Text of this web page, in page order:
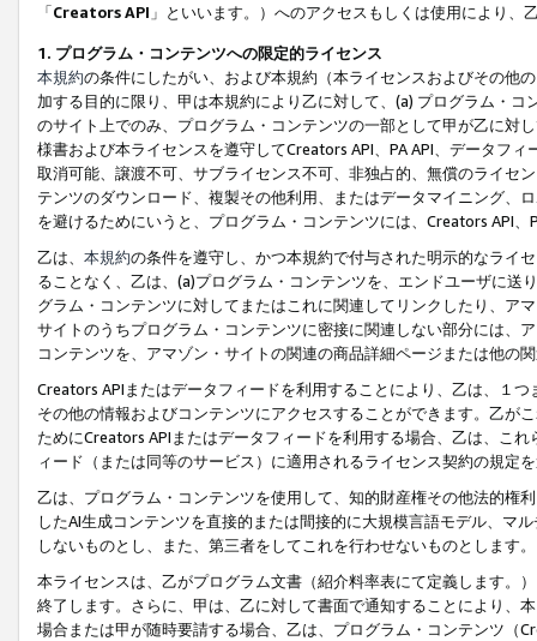
「Creators API 」といいます。）へのアクセスもしくは使用により
1. プログラム・コンテンツへの限定的ライセンス
本規約の条件にしたがい、および本規約（本ライセンスおよびその他
加する目的に限り、甲は本規約により乙に対して、(a) プログラム・
のサイト上でのみ、プログラム・コンテンツの一部として甲が乙に対
様書および本ライセンスを遵守してCreators API、PA API、データフ
取消可能、譲渡不可、サブライセンス不可、非独占的、無償のライセ
テンツのダウンロード、複製その他利用、またはデータマイニング、
を避けるためにいうと、プログラム・コンテンツには、Creators API
乙は、 本規約の条件を遵守し、かつ本規約で付与された明示的なライ
ることなく、乙は、(a)プログラム・コンテンツを、エンドユーザに
グラム・コンテンツに対してまたはこれに関連してリンクしたり、ア
サイトのうちプログラム・コンテンツに密接に関連しない部分には、
コンテンツを、アマゾン・サイトの関連の商品詳細ページまたは他の
Creators APIまたはデータフィードを利用することにより、乙は、１
その他の情報およびコンテンツにアクセスすることができます。乙が
ためにCreators APIまたはデータフィードを利用する場合、乙は、こ
ィード（または同等のサービス）に適用されるライセンス契約の規定
乙は、プログラム・コンテンツを使用して、知的財産権その他法的権
したAI生成コンテンツを直接的または間接的に大規模言語モデル、マ
しないものとし、また、第三者をしてこれを行わせないものとします。
本ライセンスは、乙がプログラム文書（紹介料率表にて定義します。
終了します。さらに、甲は、乙に対して書面で通知することにより、
場合または甲が随時要請する場合、乙は、プログラム・コンテンツ（